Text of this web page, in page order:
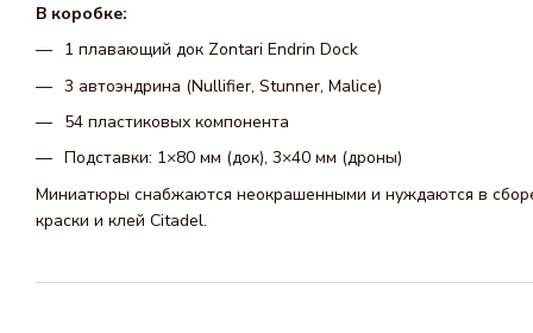
В коробке:
1 плавающий док Zontari Endrin Dock
3 автоэндрина (Nullifier, Stunner, Malice)
54 пластиковых компонента
Подставки: 1×80 мм (док), 3×40 мм (дроны)
Миниатюры снабжаются неокрашенными и нуждаются в
краски и клей Citadel.